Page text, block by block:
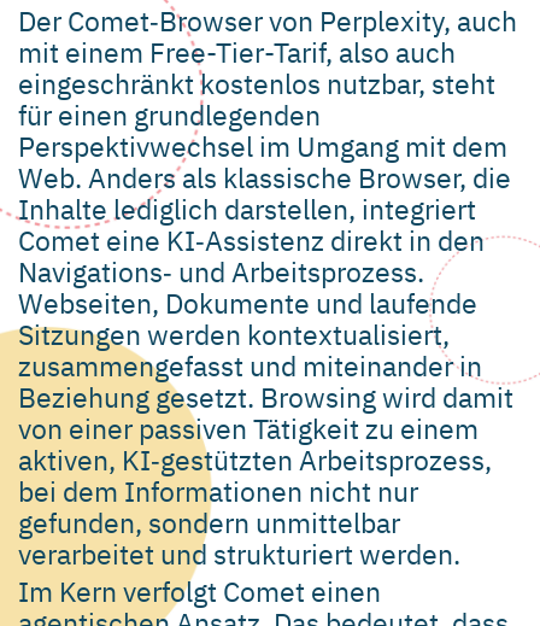
Der Comet‑Browser von Perplexity, auch
mit einem Free-Tier-Tarif, also auch
eingeschränkt kostenlos nutzbar, steht
für einen grundlegenden
Perspektivwechsel im Umgang mit dem
Web. Anders als klassische Browser, die
Inhalte lediglich darstellen, integriert
Comet eine KI‑Assistenz direkt in den
Navigations‑ und Arbeitsprozess.
Webseiten, Dokumente und laufende
Sitzungen werden kontextualisiert,
zusammengefasst und miteinander in
Beziehung gesetzt. Browsing wird damit
von einer passiven Tätigkeit zu einem
aktiven, KI‑gestützten Arbeitsprozess,
bei dem Informationen nicht nur
gefunden, sondern unmittelbar
verarbeitet und strukturiert werden.
Im Kern verfolgt Comet einen